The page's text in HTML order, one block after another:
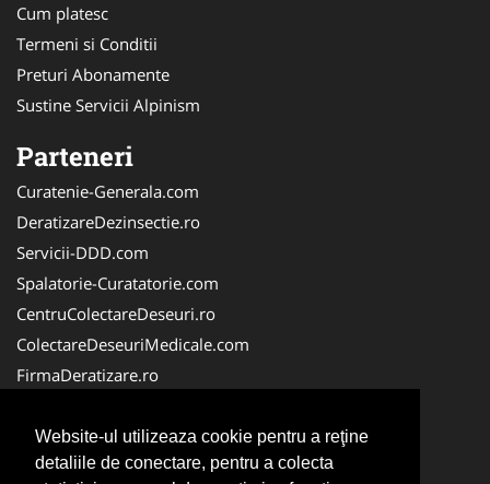
Website-ul utilizeaza cookie pentru a reţine
detaliile de conectare, pentru a colecta
Cum platesc
Termeni si Conditii
Preturi Abonamente
Sustine Servicii Alpinism
Parteneri
Curatenie-Generala.com
DeratizareDezinsectie.ro
Servicii-DDD.com
Spalatorie-Curatatorie.com
CentruColectareDeseuri.ro
ColectareDeseuriMedicale.com
FirmaDeratizare.ro
Alpinist-Utilitar.com
Birouri-Cadastru.ro